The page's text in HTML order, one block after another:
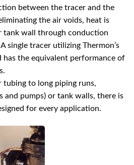
between the tracer and the
the air voids, heat is
tank wall through conduction
single tracer utilizing Thermon’s
has the equivalent performance of
to long piping runs,
and pumps) or tank walls, there is
for every application.